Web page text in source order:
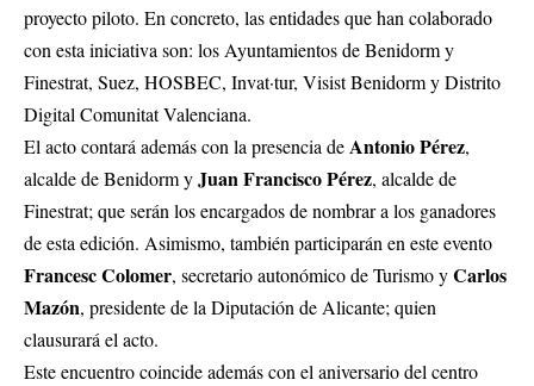
proyecto piloto. En concreto, las entidades que han colaborado
con esta iniciativa son: los Ayuntamientos de Benidorm y
Finestrat, Suez, HOSBEC, Invat·tur, Visist Benidorm y Distrito
Digital Comunitat Valenciana.
El acto contará además con la presencia deAntonio Pérez,
alcalde de Benidorm yJuan Francisco Pérez, alcalde de
Finestrat; que serán los encargados de nombrar a los ganadores
de esta edición. Asimismo, también participarán en este evento
Francesc Colomer, secretario autonómico de Turismo yCarlos
Mazón, presidente de la Diputación de Alicante; quien
clausurará el acto.
Este encuentro coincide además con el aniversario del centro